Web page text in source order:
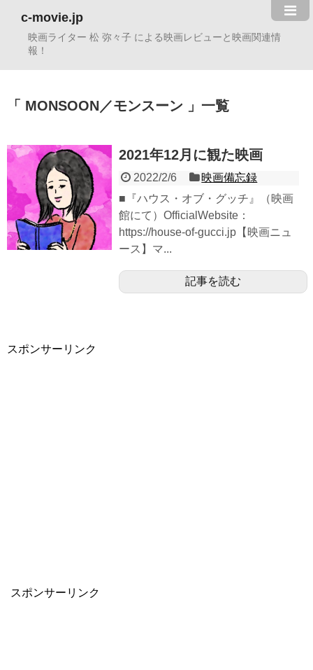
c-movie.jp
映画ライター 松 弥々子 による映画レビューと映画関連情
報！
MONSOON／モンスーン 一覧
2021年12月に観た映画
2022/2/6
映画備忘録
■『ハウス・オブ・グッチ』（映画
館にて）OfficialWebsite：
https://house-of-gucci.jp【映画ニュ
ース】マ...
記事を読む
スポンサーリンク
スポンサーリンク